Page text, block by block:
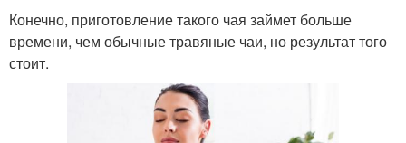
Конечно, приготовление такого чая займет больше
времени, чем обычные травяные чаи, но результат того
стоит.